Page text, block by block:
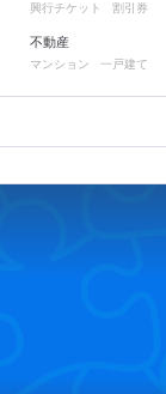
興行チケット 割引券
不動産
マンション 一戸建て